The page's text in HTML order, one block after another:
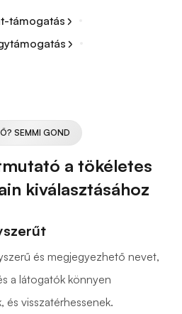
támogatás
SEMMI GOND
a tökéletes
kiválasztásához
és megjegyezhető nevet,
a látogatók könnyen
és visszatérhessenek.